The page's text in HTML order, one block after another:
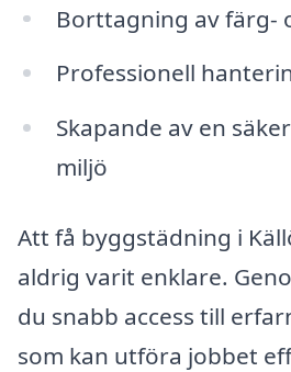
Borttagning av färg-
Professionell
Skapande av en
miljö
Att få byggstädning i
aldrig varit enklare.
du snabb access till
som kan utföra jobbet